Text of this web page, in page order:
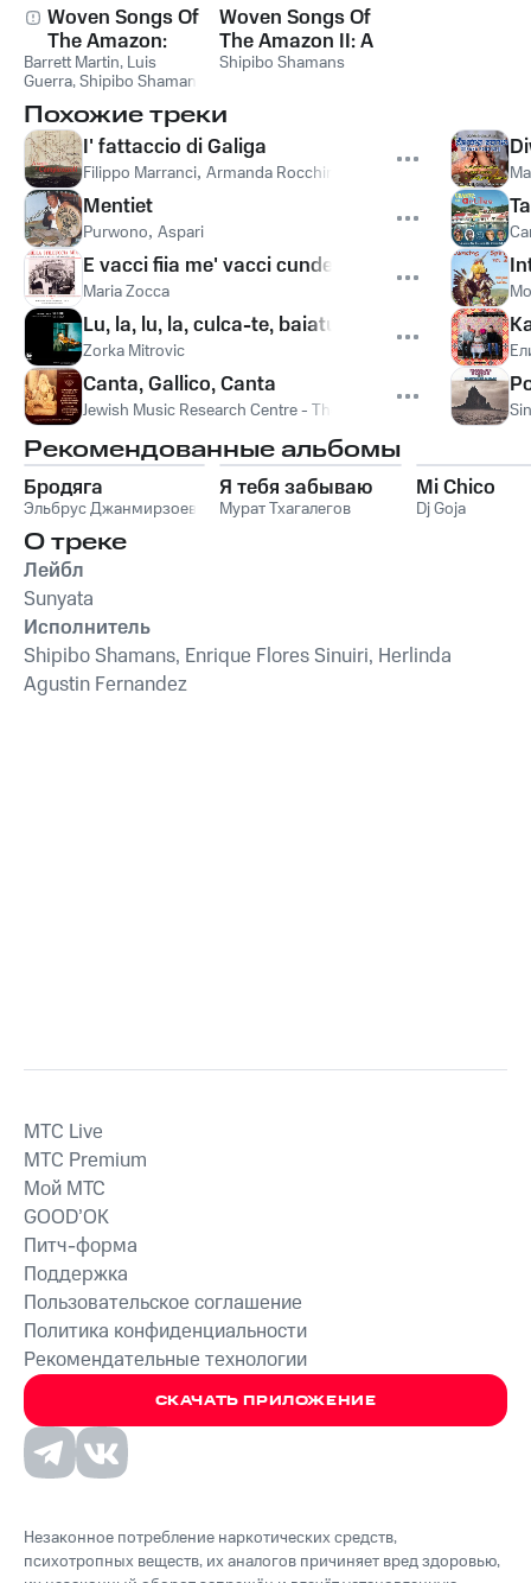
Woven Songs Of
The Amazon:
Healing Icaros Of
The Shipibo
Shamans
Barrett Martin, Luis
Guerra,Shipibo Shamans
Woven Songs Of
The Amazon II: A
Ceremony Of
Shipibo Shamans
Shipibo Shamans
Похожие треки
I' fattaccio di Galiga
Filippo Marranci, Armanda Rocchini
Mentiet
Purwono, Aspari
E vacci fiia me' vacci cundende
Maria Zocca
Lu, la, lu, la, culca-te, baiatul meu (Sleep, My
Zorka Mitrovic
Canta, Gallico, Canta
Jewish Music Research Centre - The Hebrew University of
Рекомендованные альбомы
Бродяга
Эльбрус Джанмирзоев
Я тебя забываю
Мурат Тхагалегов
Mi Chico
Dj Goja
О треке
Лейбл
Sunyata
Исполнитель
Shipibo Shamans, Enrique Flores Sinuiri, Herlinda
Agustin Fernandez
СКАЧАТЬ ПРИЛОЖЕНИЕ
MTС Live
MTС Premium
Мой МТС
GOOD’OK
Питч-форма
Поддержка
Пользовательское соглашение
Политика конфиденциальности
Рекомендательные технологии
Незаконное потребление наркотических средств,
психотропных веществ, их аналогов причиняет вред здоровью,